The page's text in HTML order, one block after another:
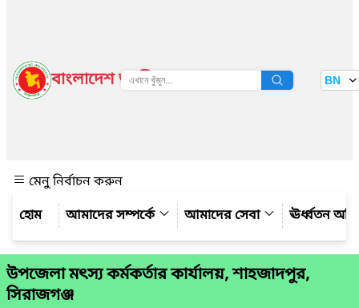
বাংলাদেশ জাতীয় তথ্য বাতায়ন BN
মেনু নির্বাচন করুন
আমাদের সম্পর্কে
আমাদের সেবা ঊর্ধ্বতন
উপজেলা মৎস্য কর্মকর্তার কার্যালয়, শাহজাদপুর,
সিরাজগঞ্জ